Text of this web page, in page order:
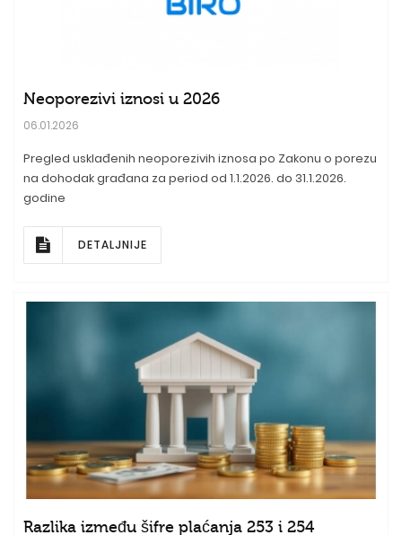
Neoporezivi iznosi u 2026
06.01.2026
Pregled usklađenih neoporezivih iznosa po Zakonu o porezu
na dohodak građana za period od 1.1.2026. do 31.1.2026.
godine
DETALJNIJE
Razlika između šifre plaćanja 253 i 254